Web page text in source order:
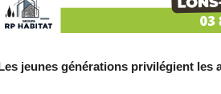
jeunes générations privilégient les